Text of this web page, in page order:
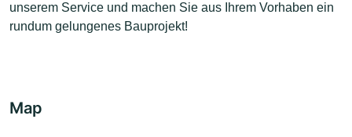
unserem Service und machen Sie aus Ihrem Vorhaben ein
rundum gelungenes Bauprojekt!
Map